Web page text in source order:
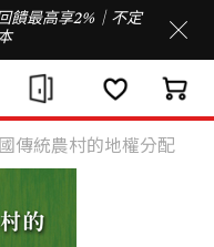
饋最高享2%｜不定
傳統農村的地權分配